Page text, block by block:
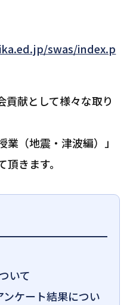
swas/index.p
貢献として様々な取り
（地震・津波編）」
きます。
いて
ケート結果につい